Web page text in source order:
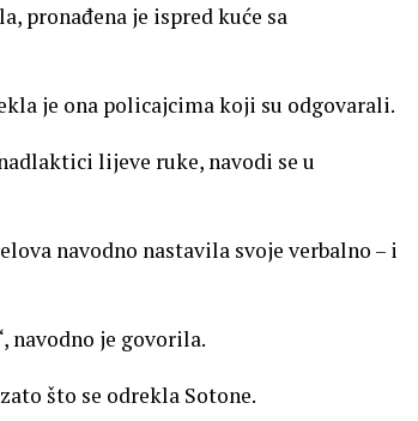
pronađena je ispred kuće sa
je ona policajcima koji su odgovarali.
lijeve ruke, navodi se u
navodno nastavila svoje verbalno – i
navodno je govorila.
što se odrekla Sotone.